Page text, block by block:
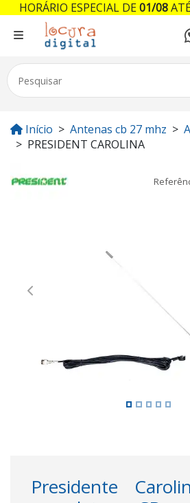
Início Antenas cb 27 mhz
PRESIDENT CAROLINA
Previous
Presidente
HORÁRIO ESPECIAL DE01/08